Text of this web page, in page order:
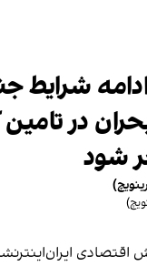
شرایط
در تامین
شود